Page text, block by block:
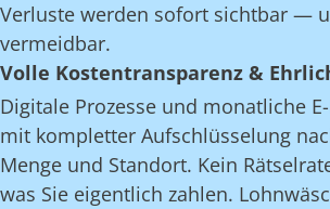
Verluste werden sofort sichtbar —
vermeidbar.
Volle Kostentransparenz &
Digitale Prozesse und monatliche
mit kompletter Aufschlüsselung
Menge und Standort. Kein
was Sie eigentlich zahlen.